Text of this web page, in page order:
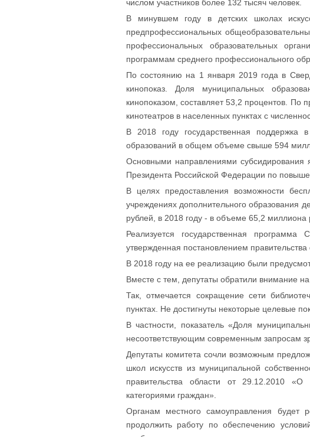
числом участников более 132 тысяч человек.
В минувшем году в детских школах
предпрофессиональных
профессиональных образовательных
программам среднего профессионального
По состоянию на 1 января 2019 года в
кинопоказ. Доля муниципальных
кинопоказом, составляет 53,2 процентов.
кинотеатров в населенных пунктах с
В 2018 году государственная
образований в общем объеме свыше 594
Основными направлениями субсидирования
Президента Российской Федерации по
В целях предоставления возможности
учреждениях дополнительного образования
рублей, в 2018 году - в объеме 65,2 миллиона
Реализуется государственная
утвержденная постановлением правительства
В 2018 году на ее реализацию были
Вместе с тем, депутаты обратили внимание
Так, отмечается сокращение сети
пунктах. Не достигнуты некоторые целевые
В частности, показатель «Доля
несоответствующим современным запросам
Депутаты комитета сочли возможным
школ искусств из муниципальной
правительства области от 29.12.2010 «О
категориями граждан».
Органам местного самоуправления будет
продолжить работу по обеспечению